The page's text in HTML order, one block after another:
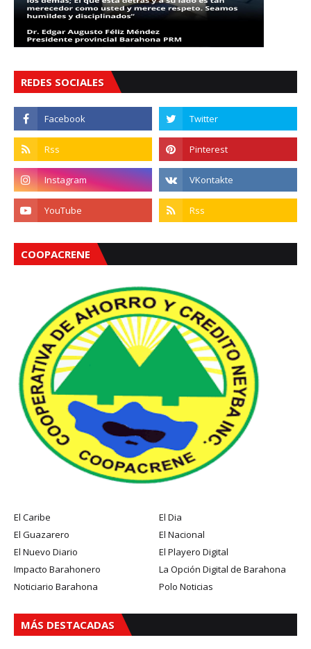
REDES SOCIALES
COOPACRENE
El Caribe
El Dia
El Guazarero
El Nacional
El Nuevo Diario
El Playero Digital
Impacto Barahonero
La Opción Digital de Barahona
Noticiario Barahona
Polo Noticias
MÁS DESTACADAS